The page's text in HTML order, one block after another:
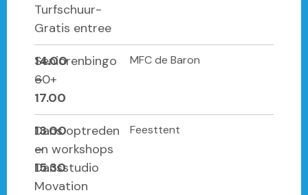
Turfschuur-
Gratis entree
14.00
–
17.00
Seniorenbingo
60+
MFC de Baron
13.00
–
15.30
Dans optreden
en workshops
Dansstudio
Movation
Feesttent